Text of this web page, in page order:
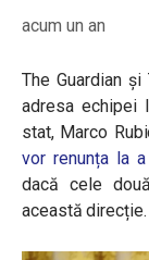
acum un an
The Guardian
adresa echipei
stat, Marco
vor renunța la
dacă cele
această direcție.